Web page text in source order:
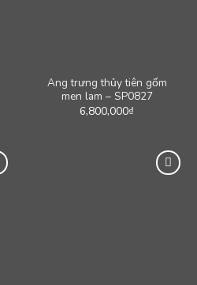
Ang trưng thủy tiên gốm
men lam – SP0827
6,800,000₫